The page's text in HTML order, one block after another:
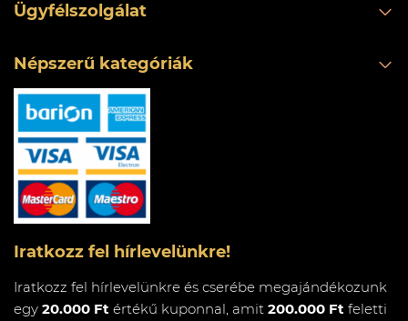
Ügyfélszolgálat
Népszerű kategóriák
Iratkozz fel hírlevelünkre!
Iratkozz fel hírlevelünkre és cserébe megajándékozunk
egy 20.000 Ft értékű kuponnal, amit 200.000 Ft feletti